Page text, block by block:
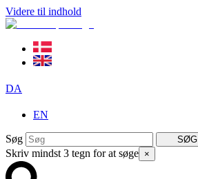
Videre til indhold
DA
EN
Søg SØG
Skriv mindst 3 tegn for at søge ×